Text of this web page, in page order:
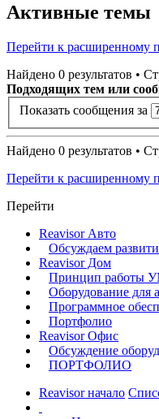
Активные темы
Перейти к расширенному
Найдено 0 результатов •
Подходящих тем или
Показать сообщения за
Найдено 0 результатов •
Перейти к расширенному
Перейти
Reavisor Авто
Обсуждаем
Reavisor Дом
Принцип работы
Оборудование для
Программное
Портфолио
Reavisor Офис
Обсуждение
ПОРТФОЛИО
Reavisor начало